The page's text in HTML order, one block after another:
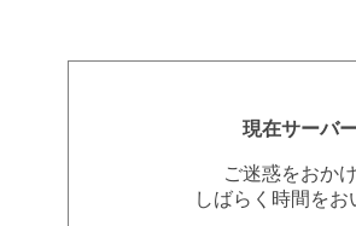
現在サーバ
ご迷惑をおか
しばらく時間を